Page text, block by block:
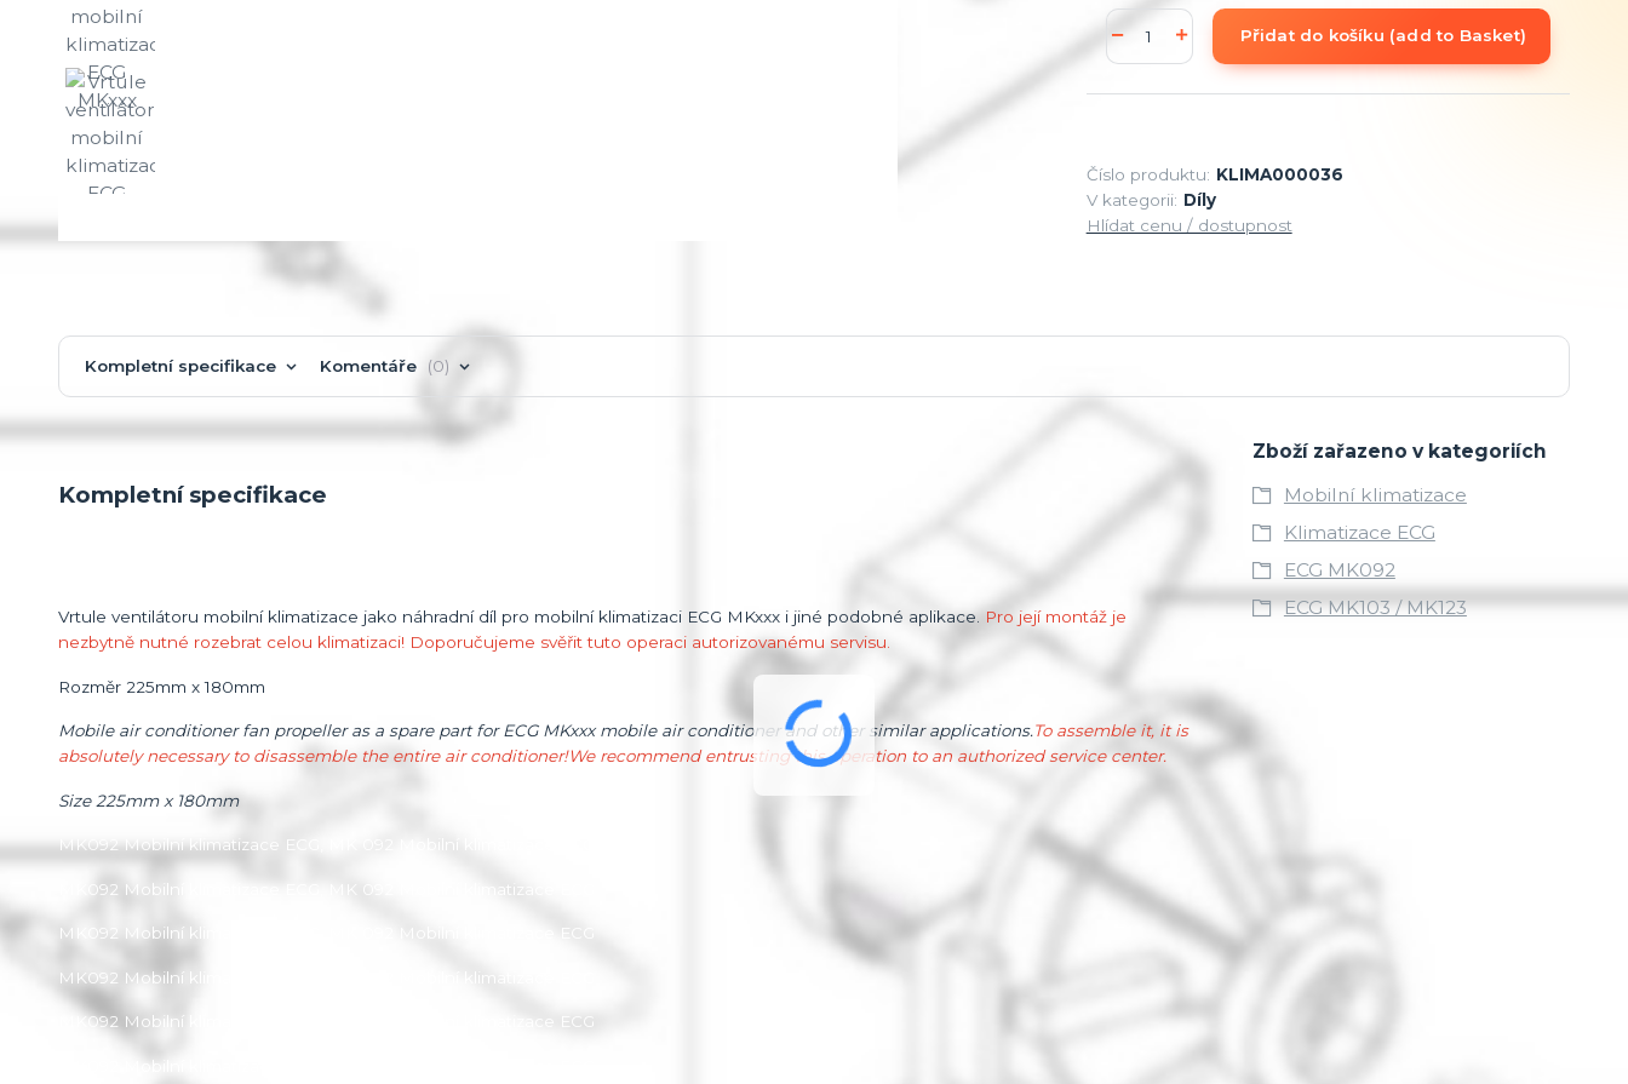
Přidat do košíku (add to Basket)
Číslo produktu: KLIMA000036
V kategorii: Díly
Hlídat cenu / dostupnost
Kompletní specifikace Komentáře 0
Kompletní specifikace
Vrtule ventilátoru mobilní klimatizace jako náhradní díl pro mobilní klimatizaci ECG MKxxx i jiné podobné aplikace. Pro její montáž je
nezbytně nutné rozebrat celou klimatizaci! Doporučujeme svěřit tuto operaci autorizovanému servisu.
Rozměr 225mm x 180mm
Mobile air conditioner fan propeller as a spare part for ECG MKxxx mobile air conditioner and other similar applications.To assemble it, it is
absolutely necessary to disassemble the entire air conditioner!We recommend entrusting this operation to an authorized service center.
Size 225mm x 180mm
MK092 Mobilní klimatizace ECG, MK 092 Mobilní klimatizace ECG
MK092 Mobilní klimatizace ECG, MK 092 Mobilní klimatizace ECG
MK092 Mobilní klimatizace ECG, MK 092 Mobilní klimatizace ECG
MK092 Mobilní klimatizace ECG, MK 092 Mobilní klimatizace ECG
MK092 Mobilní klimatizace ECG, MK 092 Mobilní klimatizace ECG
MK092 Mobilní klimatizace ECG, MK 092 Mobilní klimatizace ECG
Zboží zařazeno v kategoriích
Mobilní klimatizace
Klimatizace ECG
ECG MK092
ECG MK103 / MK123